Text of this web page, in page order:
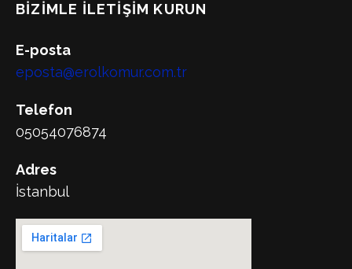
BIZIMLE İLETIŞIM KURUN
E-posta
eposta@erolkomur.com.tr
Telefon
05054076874
Adres
İstanbul